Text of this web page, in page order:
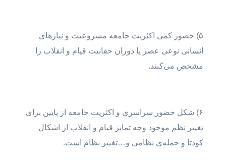
۵) حضور کمی اکثریت جامعه مشروعیت و نیازهای
انسانی نوعی عصر یا دوران حقانیت قیام و انقلاب را
مشخص می‌کنند.
۶) شکل حضور سراسری و اکثریت جامعه از پایین برای
تغییر نظم موجود وجه تمایز قیام و انقلاب از اشکال
کودتا و حمله‌ی نظامی و…تغییر نظام است.